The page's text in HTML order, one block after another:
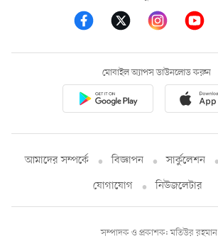
মোবাইল অ্যাপস ডাউনলোড করুন
আমাদের সম্পর্কে বিজ্ঞাপন সার্কুলেশন
যোগাযোগ
নিউজলেটার
সম্পাদক ও প্রকাশক: মতিউর রহমান